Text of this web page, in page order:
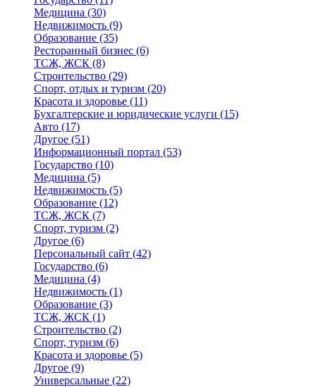
Медицина (30)
Недвижимость (9)
Образование (35)
Ресторанный бизнес (6)
ТСЖ, ЖСК (8)
Строительство (29)
Спорт, отдых и туризм (20)
Красота и здоровье (11)
Бухгалтерские и юридические услуги (15)
Авто (17)
Другое (51)
Информационный портал (53)
Государство (10)
Медицина (5)
Недвижимость (5)
Образование (12)
ТСЖ, ЖСК (7)
Спорт, туризм (2)
Другое (6)
Персональный сайт (42)
Государство (6)
Медицина (4)
Недвижимость (1)
Образование (3)
ТСЖ, ЖСК (1)
Строительство (2)
Спорт, туризм (6)
Красота и здоровье (5)
Другое (9)
Универсальные (22)